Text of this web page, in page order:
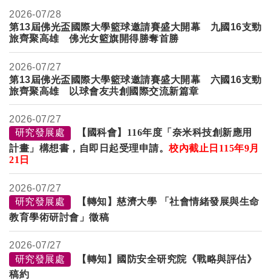
2026-07/28
第13屆佛光盃國際大學籃球邀請賽盛大開幕 九國16支勁
旅齊聚高雄 佛光女籃旗開得勝奪首勝
2026-07/27
第13屆佛光盃國際大學籃球邀請賽盛大開幕 六國 16支勁
旅齊聚高雄 以球會友共創國際交流新篇章
2026-07/27
研究發展處
【國科會】116年度「奈米科技創新應用
計畫」構想書，自即日起受理申請。 校內截止日 115年9月
21日
2026-07/27
研究發展處
【轉知】慈濟大學 「社會情緒發展與生命
教育學術研討會」徵稿
2026-07/27
研究發展處
【轉知】國防安全研究院《戰略與評估》
稿約